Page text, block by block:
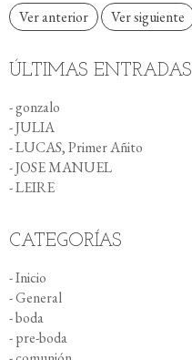
Ver anterior Ver siguiente
ÚLTIMAS ENTRADAS
- gonzalo
- JULIA
- LUCAS, Primer Añito
- JOSE MANUEL
- LEIRE
CATEGORÍAS
- Inicio
- General
- boda
- pre-boda